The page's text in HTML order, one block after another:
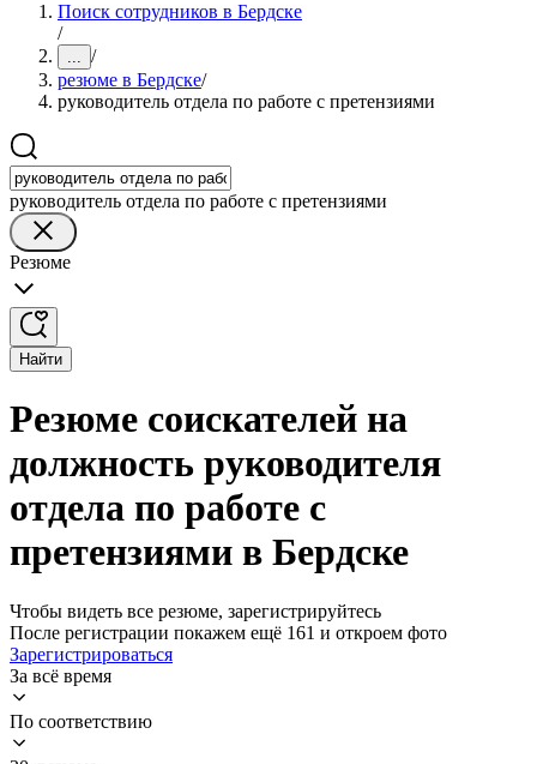
Поиск сотрудников в Бердске
/
... /
резюме в Бердске/
руководитель отдела по работе с претензиями
руководитель отдела по работе с претензиями
Резюме
Найти
Резюме соискателей на
должность руководителя
отдела по работе с
претензиями в Бердске
Чтобы видеть все резюме, зарегистрируйтесь
После регистрации покажем ещё 161 и откроем фото
Зарегистрироваться
За всё время
По соответствию